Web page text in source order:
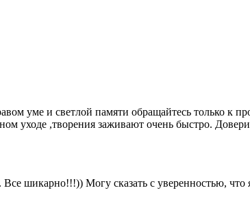
уме и светлой памяти обращайтесь только к
уходе ,творения заживают очень быстро.
шикарно!!!)) Могу сказать с уверенностью, что